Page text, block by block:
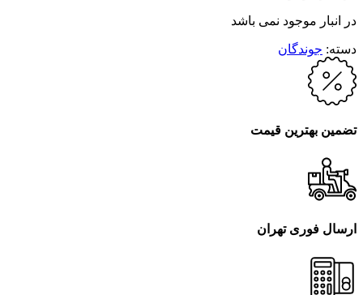
در انبار موجود نمی باشد
دسته: جوندگان
تضمین بهترین قیمت
ارسال فوری تهران